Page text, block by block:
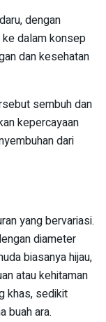
dengan
dalam konsep
dan kesehatan
sembuh dan
kepercayaan
dari
yang bervariasi.
diameter
biasanya hijau,
atau kehitaman
khas, sedikit
buah ara.